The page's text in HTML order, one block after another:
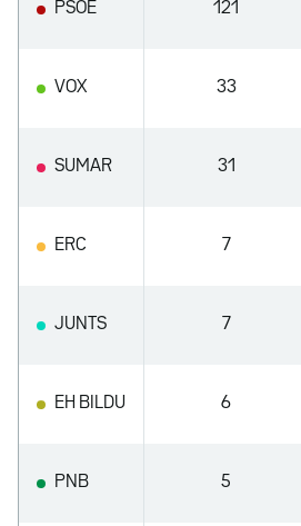
PSOE 121
VOX 33
SUMAR 31
ERC 7
JUNTS 7
EH BILDU 6
PNB 5